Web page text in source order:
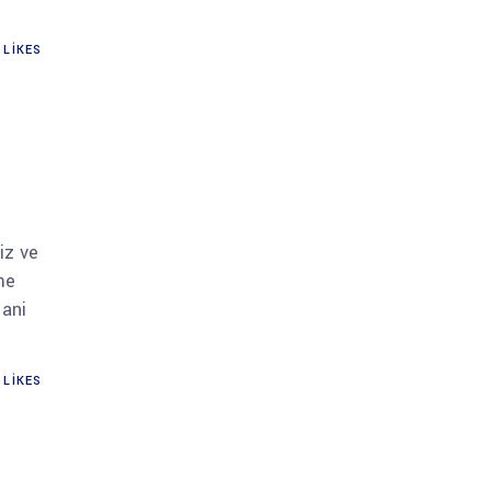
LIKES
ve
LIKES